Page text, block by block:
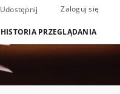
Udostępnij Zaloguj się
HISTORIA PRZEGLĄDANIA